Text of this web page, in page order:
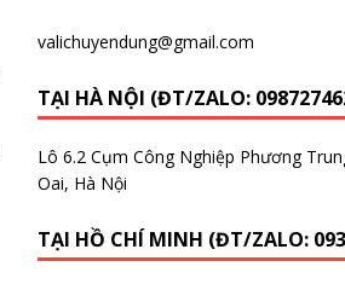
valichuyendung@gmail.com
TẠI HÀ NỘI (ĐT/ZALO:
Lô 6.2 Cụm Công Nghiệp Phương
Oai, Hà Nội
TẠI HỒ CHÍ MINH (ĐT/ZALO: